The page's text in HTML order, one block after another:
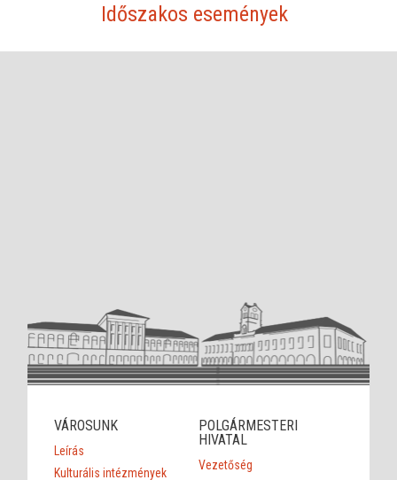
Időszakos események
VÁROSUNK
Leírás
Kulturális intézmények
POLGÁRMESTERI
HIVATAL
Vezetőség